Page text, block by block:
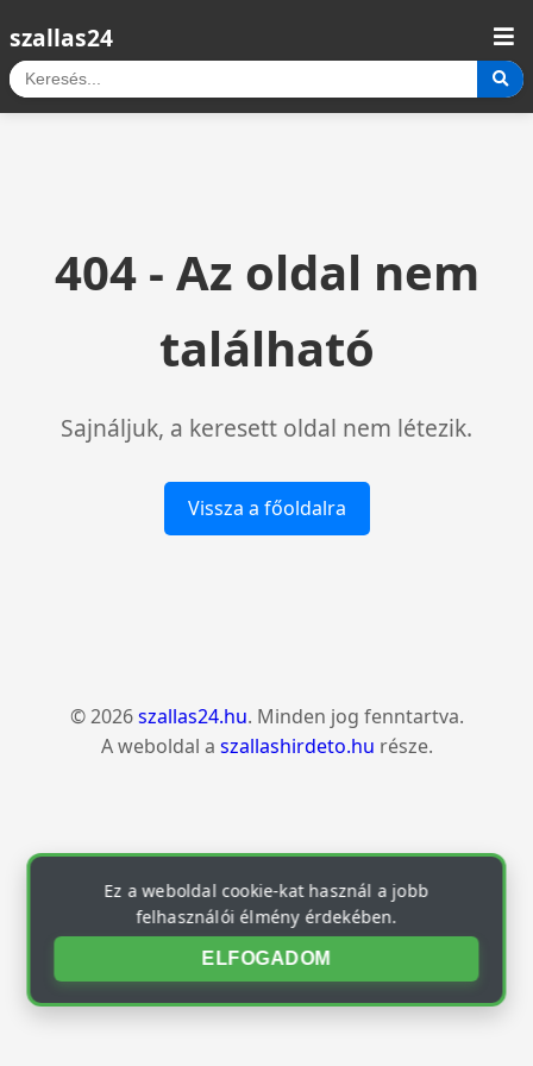
szallas24
404 - Az oldal nem
található
Sajnáljuk, a keresett oldal nem létezik.
Vissza a főoldalra
© 2026szallas24.hu. Minden jog fenntartva.
A weboldal a szallashirdeto.hu része.
Ez a weboldal cookie-kat használ a jobb
felhasználói élmény érdekében.
ELFOGADOM